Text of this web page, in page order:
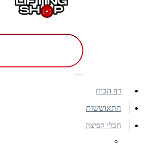
דף הבית
התאוששות
חבלי קפיצה